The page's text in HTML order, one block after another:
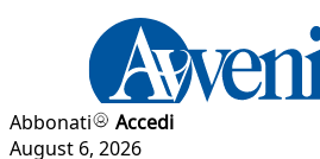
Abbonati
Accedi
August 6, 2026